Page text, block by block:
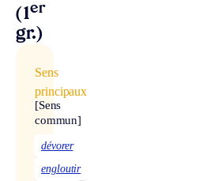
(1er
gr.)
Sens
principaux
[Sens
commun]
dévorer
engloutir